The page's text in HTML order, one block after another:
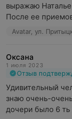
выражаю
После ее
Avatar, ул.
Оксана
1 июля 2023
Отзыв
Удивительный
знаю очень-
дочери было 6 ть